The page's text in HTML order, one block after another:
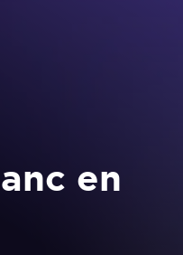
en